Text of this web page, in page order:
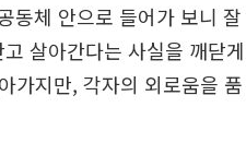
동체 안으로 들어가 보니 잘
살아간다는 사실을 깨닫게
가지만, 각자의 외로움을 품